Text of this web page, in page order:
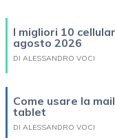
I migliori 10
agosto 2026
DI ALESSANDRO VOCI
Come usare la
tablet
DI ALESSANDRO VOCI